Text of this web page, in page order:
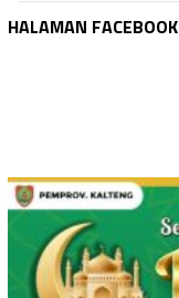
HALAMAN FACEBOOK